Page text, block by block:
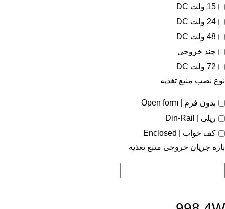
15 ولت DC
24 ولت DC
48 ولت DC
چند خروجی
72 ولت DC
نوع نصب منبع تغذیه
بدون فرم | Open form
ریلی | Din-Rail
کف خواب | Enclosed
بازه جریان خروجی منبع تغذیه